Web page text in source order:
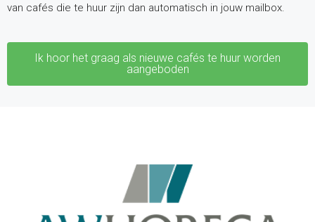
van cafés die te huur zijn dan automatisch in jouw mailbox.
Ik hoor het graag als nieuwe cafés te huur worden
aangeboden